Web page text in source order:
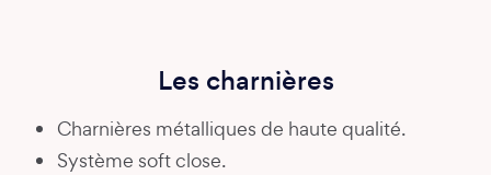
Les charnières
Charnières métalliques de haute qualité.
Système soft close.